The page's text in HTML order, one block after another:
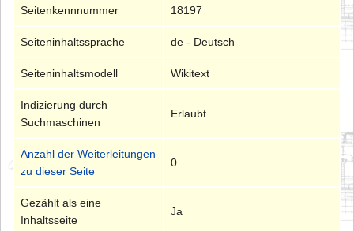
Seitenkennnummer 18197
Seiteninhaltssprache de - Deutsch
Seiteninhaltsmodell Wikitext
Indizierung durch
Suchmaschinen
Erlaubt
Anzahl der Weiterleitungen
zu dieser Seite
0
Gezählt als eine
Inhaltsseite
Ja